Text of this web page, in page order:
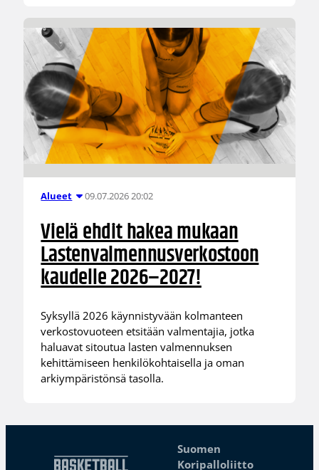
Alueet 09.07.2026 20:02
Vielä ehdit hakea mukaan
Lastenvalmennusverkostoon
kaudelle 2026–2027!
Syksyllä 2026 käynnistyvään kolmanteen
verkostovuoteen etsitään valmentajia, jotka
haluavat sitoutua lasten valmennuksen
kehittämiseen henkilökohtaisella ja oman
arkiympäristönsä tasolla.
Suomen
Koripalloliitto